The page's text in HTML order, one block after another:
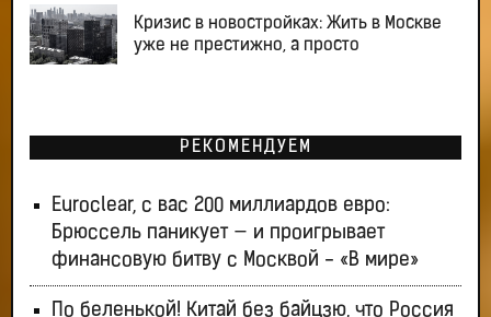
Кризис в новостройках: Жить в Москве
уже не престижно, а просто
РЕКОМЕНДУЕМ
Euroclear, с вас 200 миллиардов евро:
Брюссель паникует — и проигрывает
финансовую битву с Москвой - «В мире»
По беленькой! Китай без байцзю, что Россия